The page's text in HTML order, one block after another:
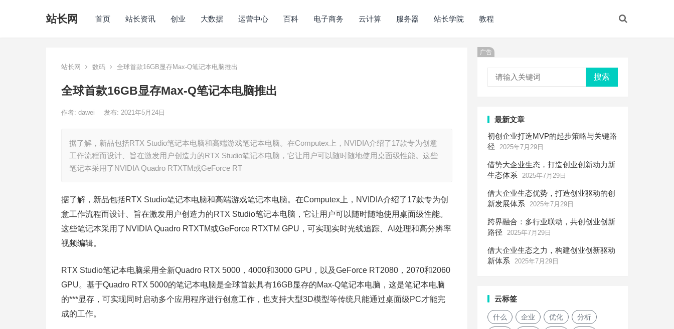
站长网 首页 站长资讯 创业 大数据 运营中心 百科 电子商务 云计算 服务器 站长学院 教程
站长网 数码 全球首款16GB显存Max-Q笔记本电脑推出
全球首款16GB显存Max-Q笔记本电脑推出
作者: dawei 发布: 2021年5月24日
据了解，新品包括RTX Studio笔记本电脑和高端游戏笔记本电脑。在Computex上，NVIDIA介绍了17款专为创意
工作流程而设计、旨在激发用户创造力的RTX Studio笔记本电脑，它让用户可以随时随地使用桌面级性能。这些
笔记本采用了NVIDIA Quadro RTXTM或GeForce RT
据了解，新品包括RTX Studio笔记本电脑和高端游戏笔记本电脑。在Computex上，NVIDIA介绍了17款专为创
意工作流程而设计、旨在激发用户创造力的RTX Studio笔记本电脑，它让用户可以随时随地使用桌面级性能。
这些笔记本采用了NVIDIA Quadro RTXTM或GeForce RTXTM GPU，可实现实时光线追踪、Al处理和高分辨率
视频编辑。
RTX Studio笔记本电脑采用全新Quadro RTX 5000，4000和3000 GPU，以及GeForce RT2080，2070和2060
GPU。基于Quadro RTX 5000的笔记本电脑是全球首款具有16GB显存的Max-Q笔记本电脑，这是笔记本电脑
的***显存，可实现同时启动多个应用程序进行创意工作，也支持大型3D模型等传统只能通过桌面级PC才能完
成的工作。
广告
搜索
最新文章
初创企业打造MVP的起步策略与关键路
径
2025年7月29日
借势大企业生态，打造创业创新动力新
生态体系
2025年7月29日
借大企业生态优势，打造创业驱动的创
新发展体系
2025年7月29日
跨界融合：多行业联动，共创创业创新
路径
2025年7月29日
借大企业生态之力，构建创业创新驱动
新体系
2025年7月29日
云标签
什么 企业 优化 分析